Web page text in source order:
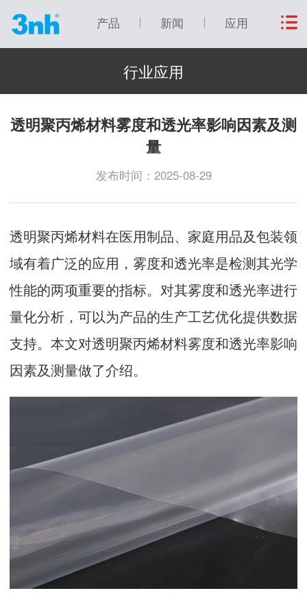
产品 新闻 应用
行业应用
透明聚丙烯材料雾度和透光率影响因素及测
量
发布时间：2025-08-29
透明聚丙烯材料在医用制品、家庭用品及包装领
域有着广泛的应用，雾度和透光率是检测其光学
性能的两项重要的指标。对其雾度和透光率进行
量化分析，可以为产品的生产工艺优化提供数据
支持。本文对透明聚丙烯材料雾度和透光率影响
因素及测量做了介绍。